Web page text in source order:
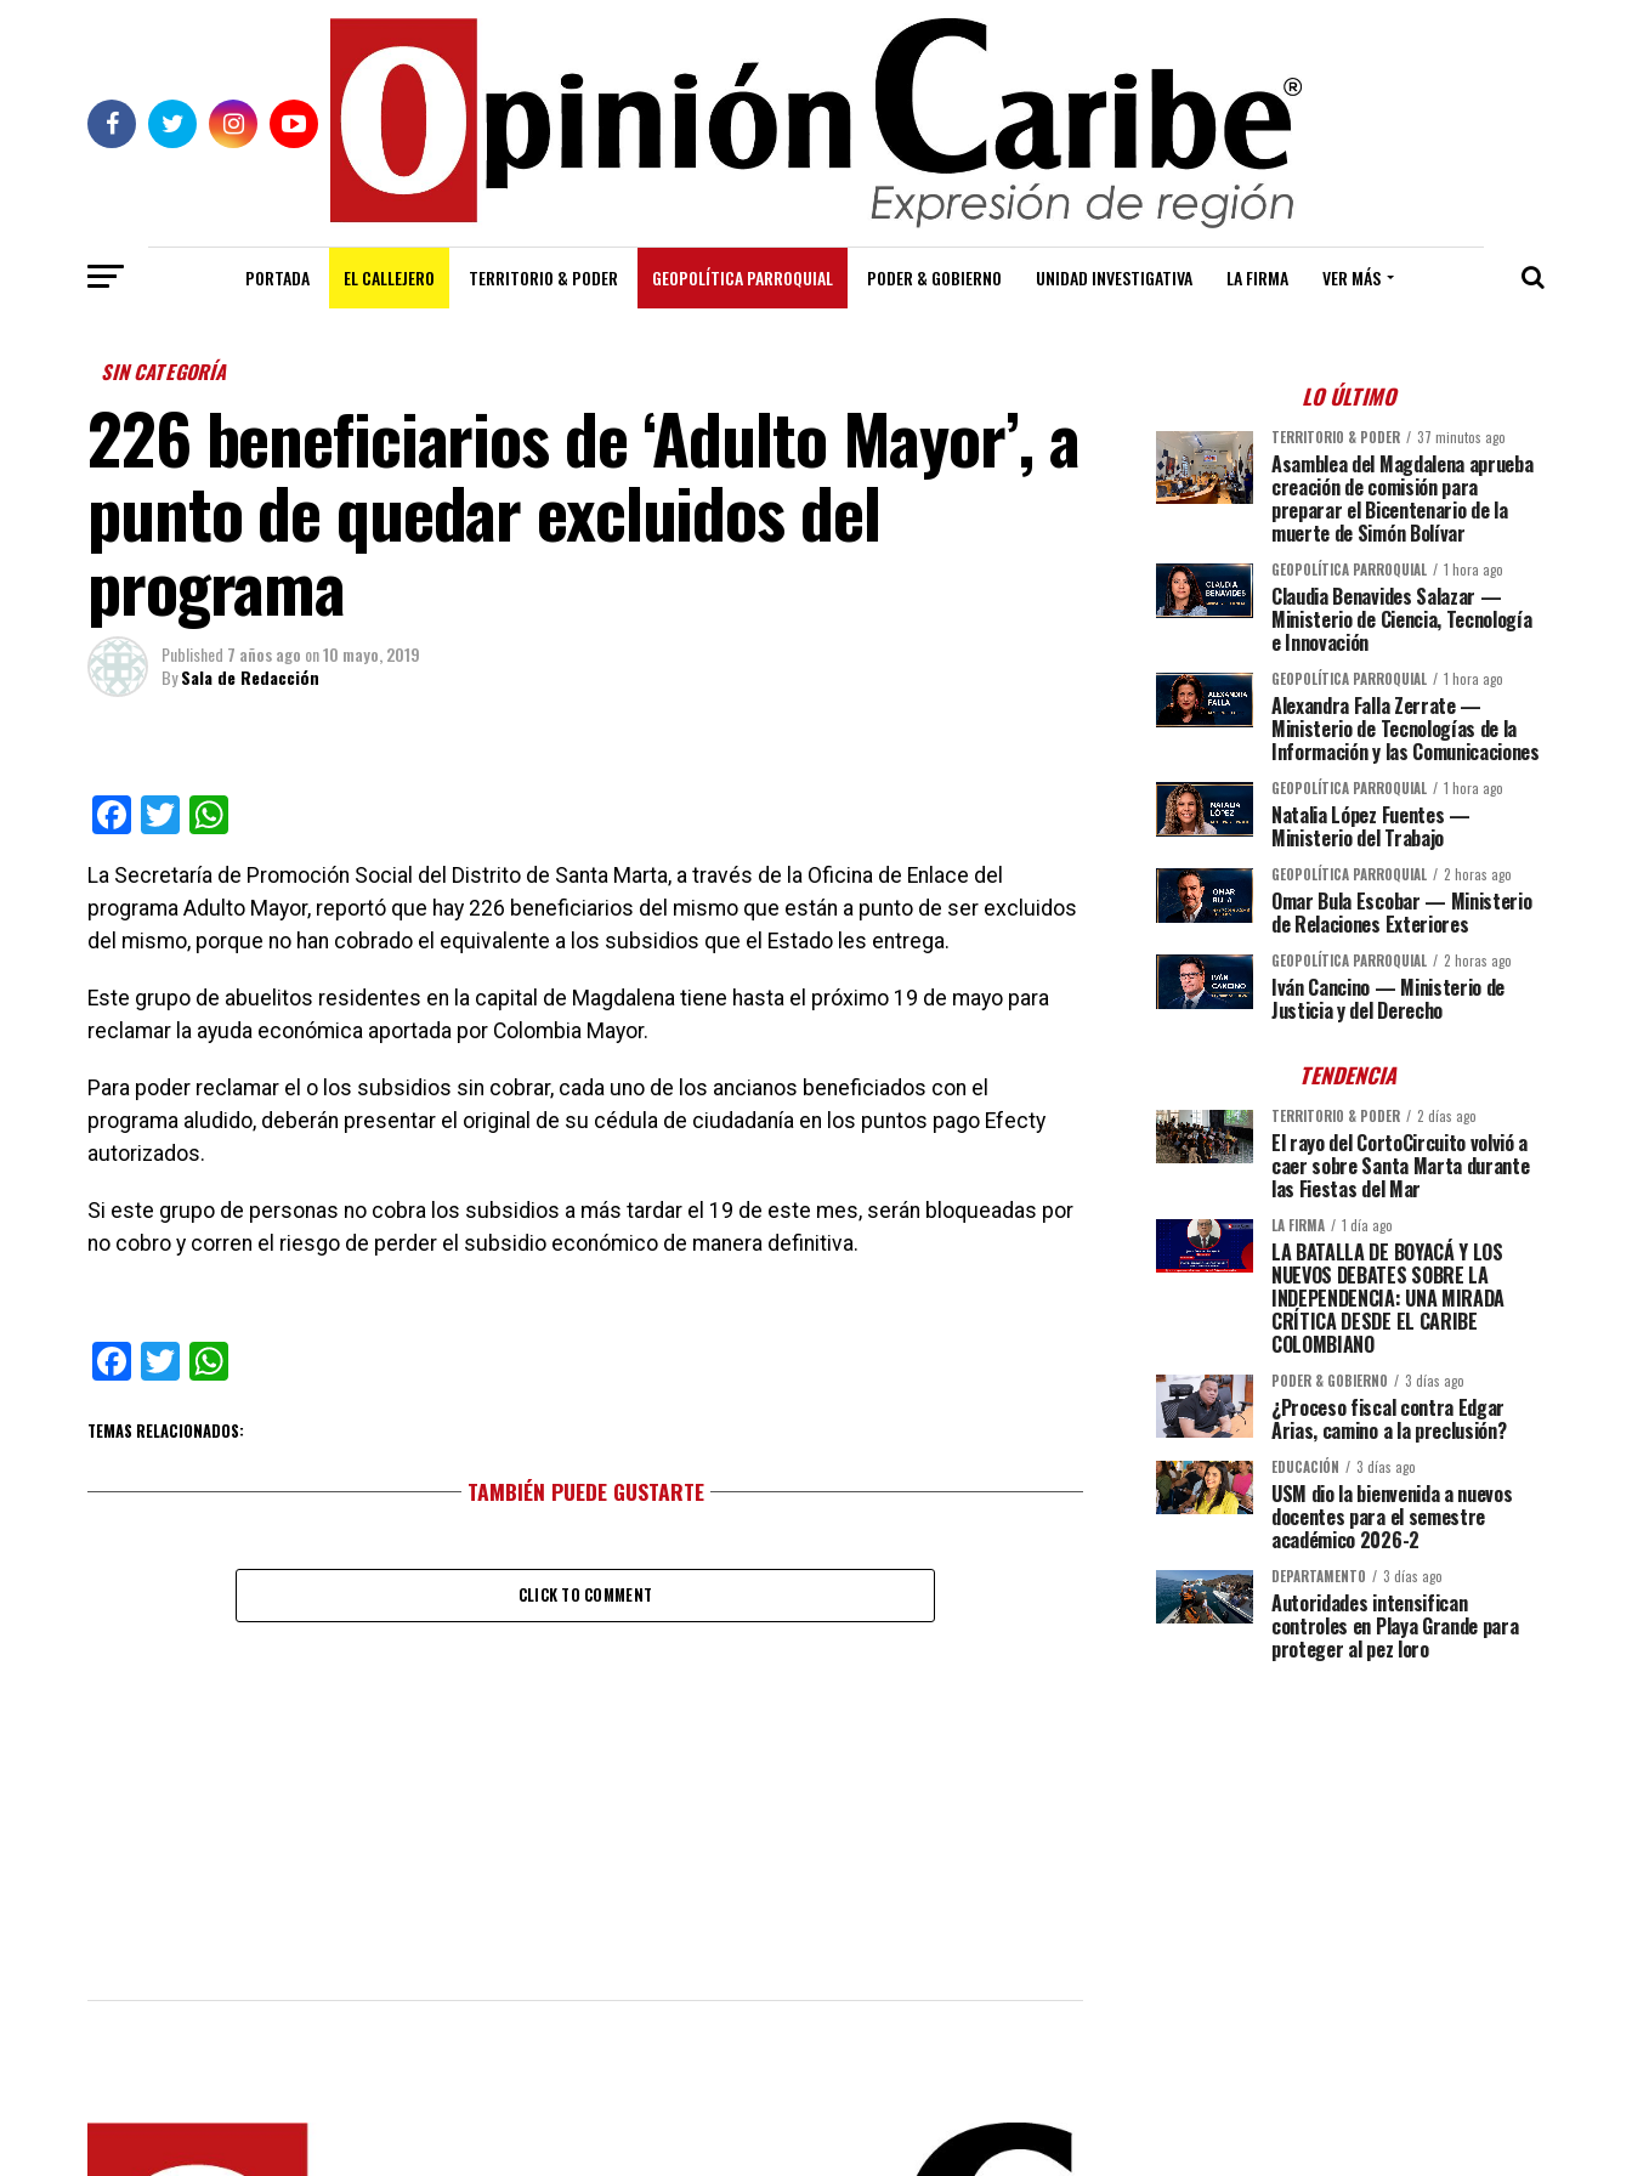
PORTADA EL CALLEJERO TERRITORIO & PODER GEOPOLÍTICA PARROQUIAL PODER & GOBIERNO UNIDAD INVESTIGATIVA LA FIRMA VER MÁS
SIN CATEGORÍA
226 beneficiarios de ‘Adulto Mayor’, a
punto de quedar excluidos del
programa
Published 7 años ago on10 mayo, 2019
BySala de Redacción
Facebook
Twitter
La Secretaría de Promoción Social del Distrito de Santa Marta, a través de la Oficina de Enlace del
programa Adulto Mayor, reportó que hay 226 beneficiarios del mismo que están a punto de ser excluidos
del mismo, porque no han cobrado el equivalente a los subsidios que el Estado les entrega.
Este grupo de abuelitos residentes en la capital de Magdalena tiene hasta el próximo 19 de mayo para
reclamar la ayuda económica aportada por Colombia Mayor.
Para poder reclamar el o los subsidios sin cobrar, cada uno de los ancianos beneficiados con el
programa aludido, deberán presentar el original de su cédula de ciudadanía en los puntos pago Efecty
autorizados.
Si este grupo de personas no cobra los subsidios a más tardar el 19 de este mes, serán bloqueadas por
no cobro y corren el riesgo de perder el subsidio económico de manera definitiva.
Facebook
Twitter
TEMAS RELACIONADOS:
TAMBIÉN PUEDE GUSTARTE
CLICK TO COMMENT
LO ÚLTIMO
TERRITORIO & PODER 37 minutos ago
Asamblea del Magdalena aprueba
creación de comisión para
preparar el Bicentenario de la
muerte de Simón Bolívar
GEOPOLÍTICA PARROQUIAL 1 hora ago
Claudia Benavides Salazar —
Ministerio de Ciencia, Tecnología
e Innovación
GEOPOLÍTICA PARROQUIAL 1 hora ago
Alexandra Falla Zerrate —
Ministerio de Tecnologías de la
Información y las Comunicaciones
GEOPOLÍTICA PARROQUIAL 1 hora ago
Natalia López Fuentes —
Ministerio del Trabajo
GEOPOLÍTICA PARROQUIAL 2 horas ago
Omar Bula Escobar — Ministerio
de Relaciones Exteriores
GEOPOLÍTICA PARROQUIAL 2 horas ago
Iván Cancino — Ministerio de
Justicia y del Derecho
TENDENCIA
TERRITORIO & PODER 2 días ago
El rayo del CortoCircuito volvió a
caer sobre Santa Marta durante
las Fiestas del Mar
LA FIRMA 1 día ago
LA BATALLA DE BOYACÁ Y LOS
NUEVOS DEBATES SOBRE LA
INDEPENDENCIA: UNA MIRADA
CRÍTICA DESDE EL CARIBE
COLOMBIANO
PODER & GOBIERNO 3 días ago
¿Proceso fiscal contra Edgar
Arias, camino a la preclusión?
EDUCACIÓN 3 días ago
USM dio la bienvenida a nuevos
docentes para el semestre
académico 2026-2
DEPARTAMENTO 3 días ago
Autoridades intensifican
controles en Playa Grande para
proteger al pez loro